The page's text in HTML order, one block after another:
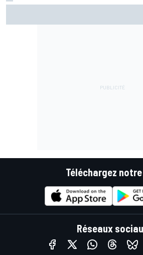
Téléchargez
Réseaux